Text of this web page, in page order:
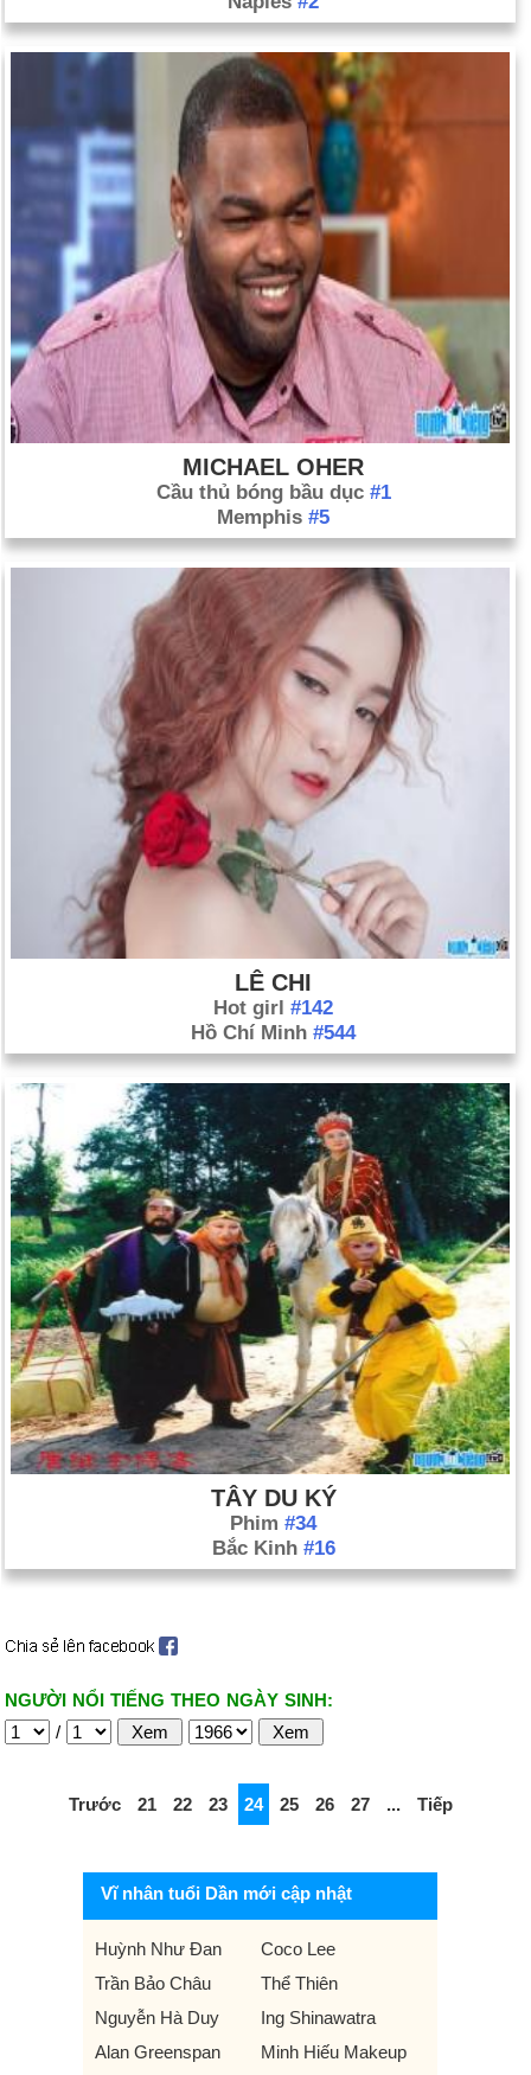
MICHAEL OHER
Cầu thủ bóng bầu dục #1
Memphis #5
LÊ CHI
Hot girl #142
Hồ Chí Minh #544
TÂY DU KÝ
Phim #34
Bắc Kinh #16
NGƯỜI NỔI TIẾNG THEO NGÀY SINH:
/
Trước 21 22 23 24 25 26 27 ... Tiếp
Vĩ nhân tuổi Dần mới cập nhật
Huỳnh Như Đan
Coco Lee
Trần Bảo Châu
Thể Thiên
Nguyễn Hà Duy
Ing Shinawatra
Alan Greenspan
Minh Hiếu Makeup